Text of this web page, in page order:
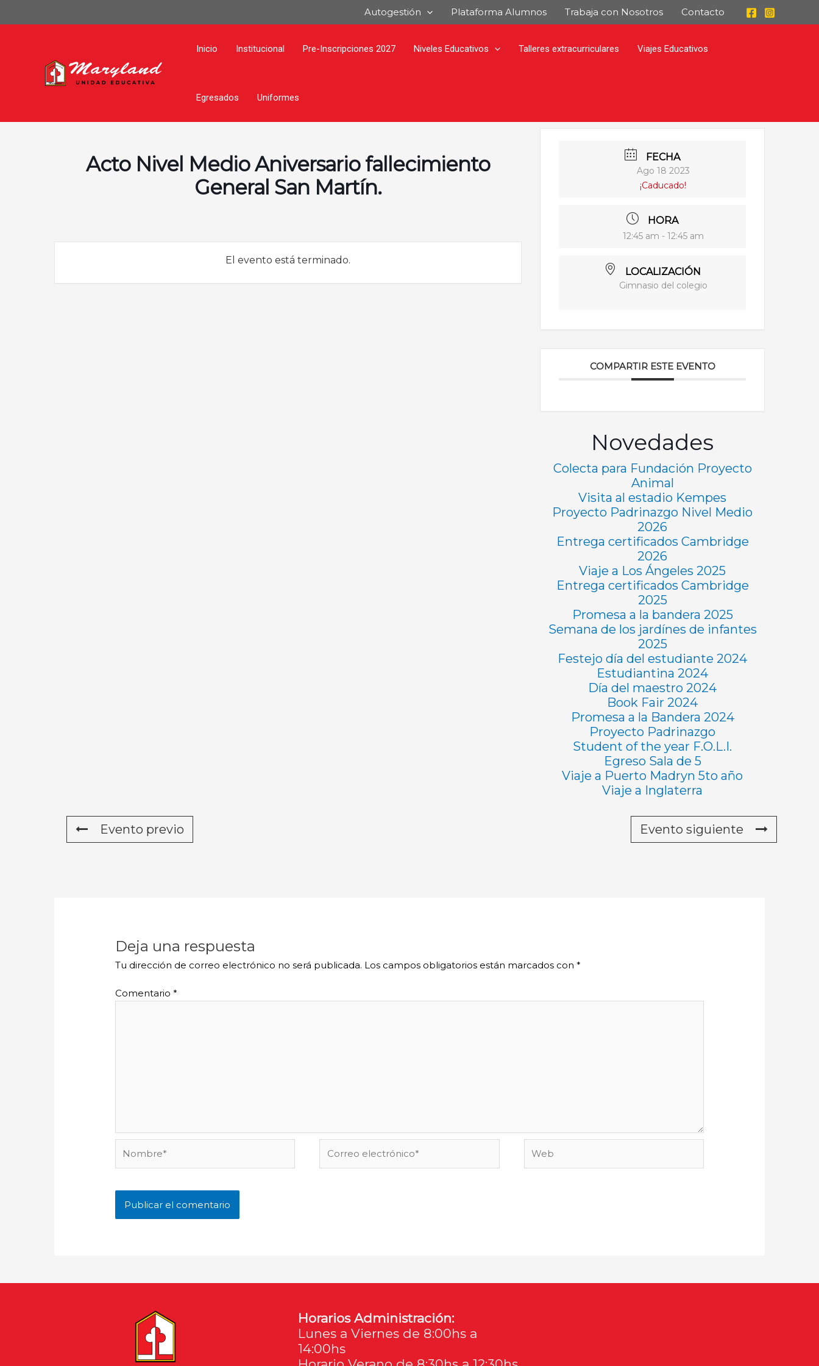
Autogestión Plataforma Alumnos Trabaja con Nosotros Contacto
Inicio Institucional Pre-Inscripciones 2027 Niveles Educativos Talleres extracurriculares Viajes Educativos
Egresados Uniformes
Acto Nivel Medio Aniversario fallecimiento
General San Martín.
El evento está terminado.
FECHA
Ago 18 2023
¡Caducado!
HORA
12:45 am - 12:45 am
LOCALIZACIÓN
Gimnasio del colegio
COMPARTIR ESTE EVENTO
Novedades
Colecta para Fundación Proyecto
Animal
Visita al estadio Kempes
Proyecto Padrinazgo Nivel Medio
2026
Entrega certificados Cambridge
2026
Viaje a Los Ángeles 2025
Entrega certificados Cambridge
2025
Promesa a la bandera 2025
Semana de los jardínes de infantes
2025
Festejo día del estudiante 2024
Estudiantina 2024
Día del maestro 2024
Book Fair 2024
Promesa a la Bandera 2024
Proyecto Padrinazgo
Student of the year F.O.L.I.
Egreso Sala de 5
Viaje a Puerto Madryn 5to año
Viaje a Inglaterra
Evento previo Evento siguiente
Deja una respuesta
Tu dirección de correo electrónico no será publicada. Los campos obligatorios están marcados con*
Comentario*
electrónico*
Horarios Administración:
Lunes a Viernes de 8:00hs a
14:00hs